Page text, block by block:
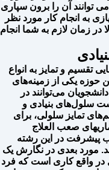
می توانند آن را برون سپاری
به انجام کار مورد نظر
در زمان لازم به شما انجام
تقسیم و تمایز به انواع
حوزه یکی از زمینه‌های
می‌توانند در
سلول‌های بنیادی و
تمایز سلولی، برای
صعب العلاج
پیشرفت در این رشته
مورد بعدی در نگارش یک
در واقع کاری است که فرد